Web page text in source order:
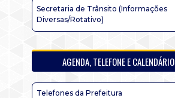
Secretaria de Trânsito (Informações
Diversas/Rotativo)
AGENDA, TELEFONE E CALENDÁRIO
Telefones da Prefeitura